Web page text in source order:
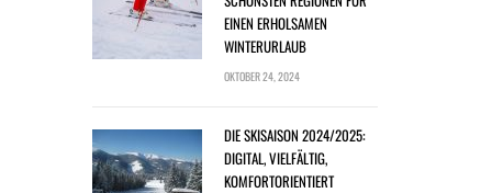
EINEN ERHOLSAMEN
WINTERURLAUB
OKTOBER 24, 2024
DIE SKISAISON 2024/2025:
DIGITAL, VIELFÄLTIG,
KOMFORTORIENTIERT